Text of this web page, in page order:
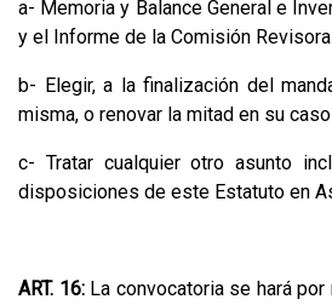
a- Memoria y Balance General e
y el Informe de la Comisión
b- Elegir, a la finalización del
misma, o renovar la mitad en su
c- Tratar cualquier otro asunto
disposiciones de este Estatuto en
ART. 16:La convocatoria se hará